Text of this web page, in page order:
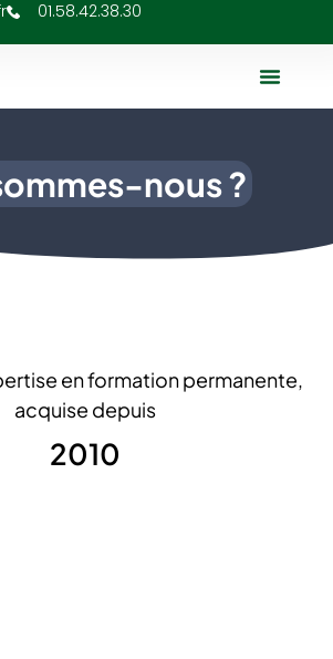
01.58.42.38.30
nous ?
en formation permanente,
acquise depuis
2010